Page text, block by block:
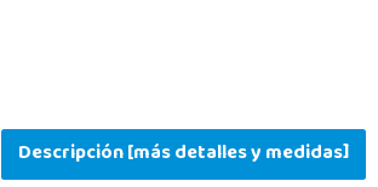
Descripción [más detalles y medidas]